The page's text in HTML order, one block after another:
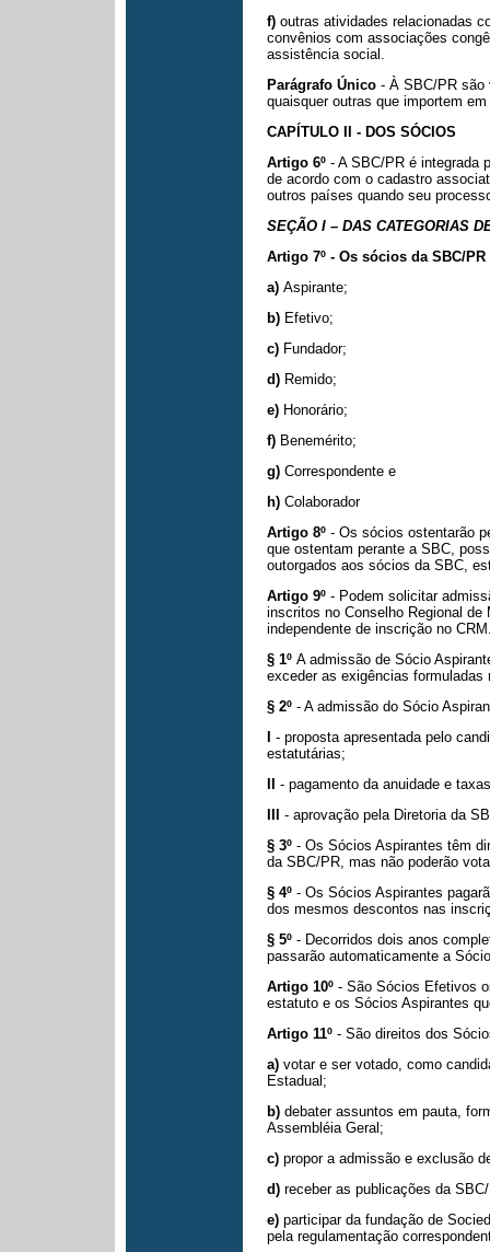
f) outras atividades relacionadas
convênios com associações
assistência social.
Parágrafo Único - À SBC/PR são
quaisquer outras que importem em
CAPÍTULO II - DOS SÓCIOS
Artigo 6º - A SBC/PR é integrada
de acordo com o cadastro
outros países quando seu
SEÇÃO I – DAS CATEGORIAS
Artigo 7º - Os sócios da SBC/
a) Aspirante;
b) Efetivo;
c) Fundador;
d) Remido;
e) Honorário;
f) Benemérito;
g) Correspondente e
h) Colaborador
Artigo 8º - Os sócios ostentarão
que ostentam perante a SBC,
outorgados aos sócios da SBC,
Artigo 9º - Podem solicitar
inscritos no Conselho Regional de
independente de inscrição no
§ 1º A admissão de Sócio
exceder as exigências formuladas
§ 2º - A admissão do Sócio
- proposta apresentada pelo
estatutárias;
- pagamento da anuidade e
- aprovação pela Diretoria da
§ 3º - Os Sócios Aspirantes têm
da SBC/PR, mas não poderão
§ 4º - Os Sócios Aspirantes
dos mesmos descontos nas
§ 5º - Decorridos dois anos
passarão automaticamente a
Artigo 10º - São Sócios Efetivos
estatuto e os Sócios Aspirantes
Artigo 11º - São direitos dos
a) votar e ser votado, como
Estadual;
b) debater assuntos em pauta,
Assembléia Geral;
c) propor a admissão e exclusão
d) receber as publicações da
e) participar da fundação de
pela regulamentação